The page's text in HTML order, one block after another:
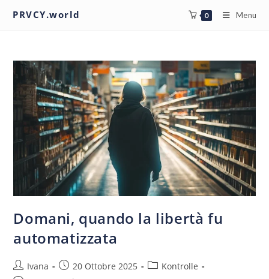
PRVCY.world 0 Menu
Domani, quando la libertà fu
automatizzata
Ivana 20 Ottobre 2025
Kontrolle